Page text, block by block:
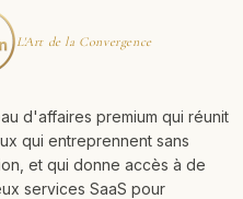
L'Art de la Convergence
d'affaires premium qui réunit
qui entreprennent sans
et qui donne accès à de
services SaaS pour